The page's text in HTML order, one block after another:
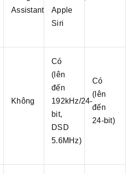
Assistant
Apple
Siri
Không
Có
(lên
đến
192kHz/24-
bit,
DSD
5.6MHz)
Có
(lên
đến
24-bit)